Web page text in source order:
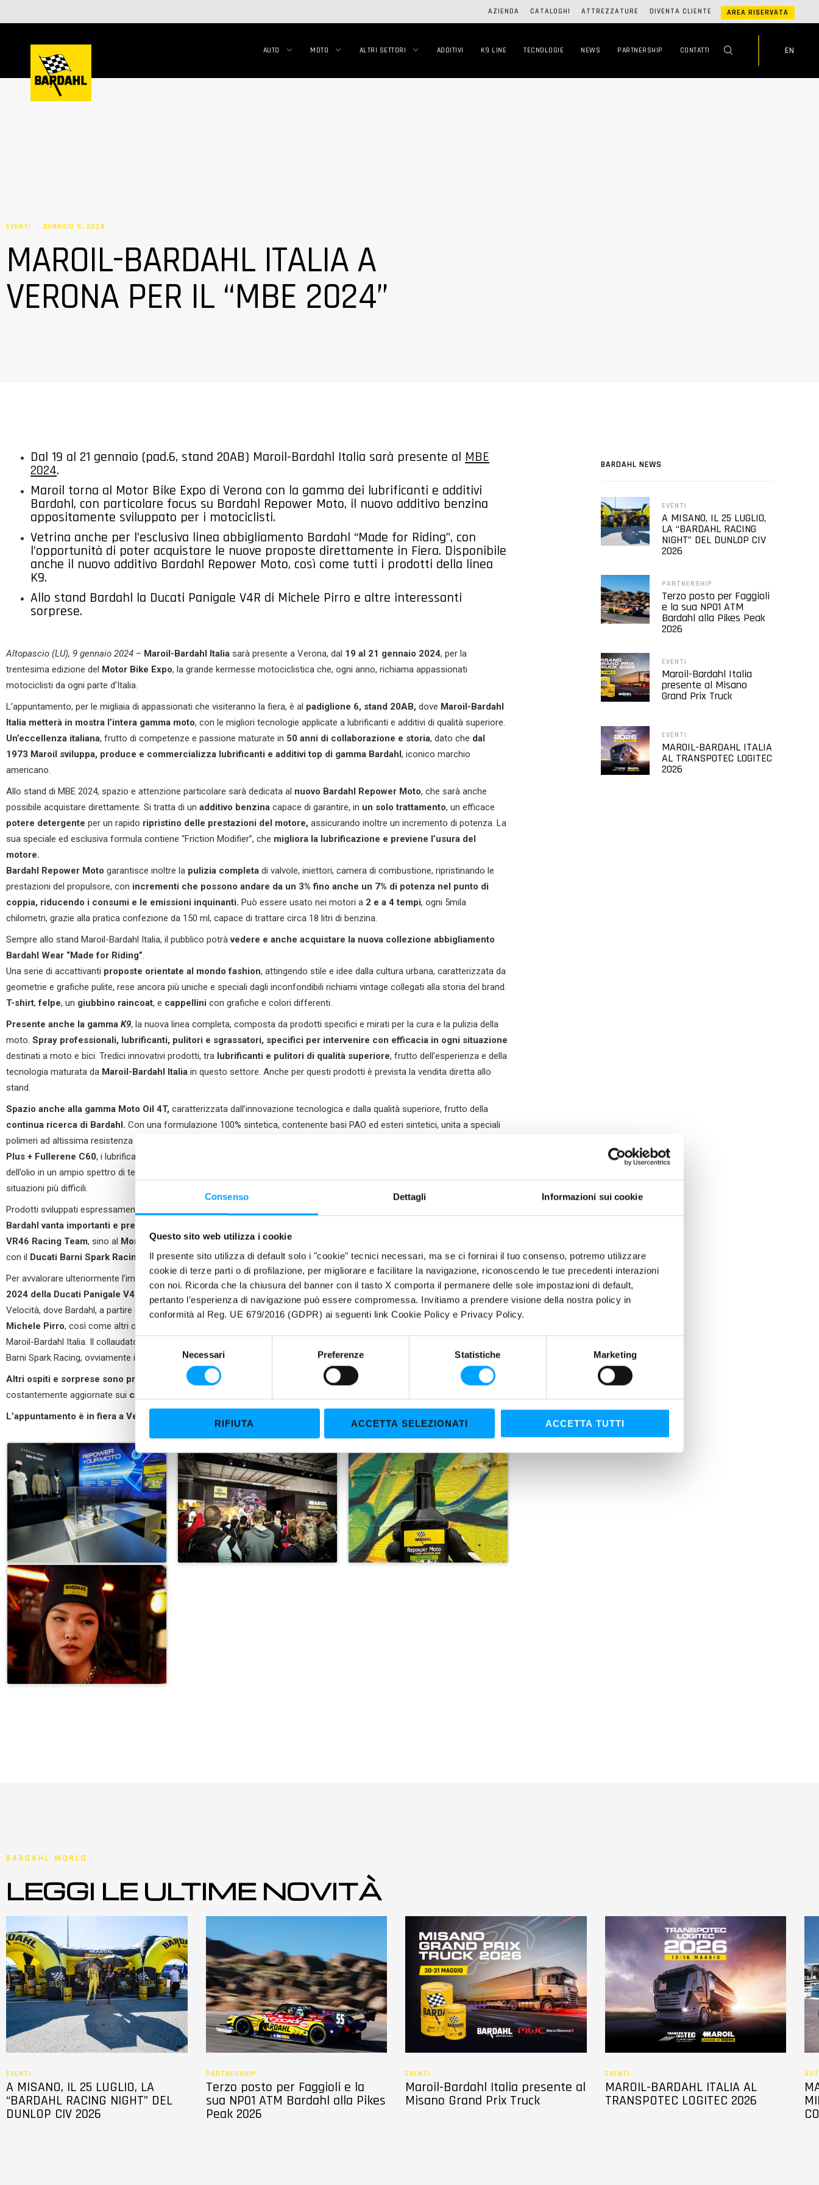
Consenso Dettagli Informazioni sui cookie
Questo sito web utilizza i cookie
Il presente sito utilizza di default solo i "cookie" tecnici necessari, ma se ci fornirai il tuo consenso, potremo utilizzare
cookie di terze parti o di profilazione, per migliorare e facilitare la navigazione, riconoscendo le tue precedenti interazioni
con noi. Ricorda che la chiusura del banner con il tasto X comporta il permanere delle sole impostazioni di default,
pertanto l’esperienza di navigazione può essere compromessa. Invitiamo a prendere visione della nostra policy in
conformità al Reg. UE 679/2016 (GDPR) ai seguenti link Cookie Policy e Privacy Policy.
S
z
i
n
e
d
e
l
c
o
s
n
Necessari Preferenze Statistiche Marketing
RIFIUTA ACCETTA SELEZIONATI ACCETTA TUTTI
AZIENDA CATALOGHI ATTREZZATURE DIVENTA CLIENTE AREA RISERVATA
AUTO MOTO ALTRI SETTORI ADDITIVI K9 LINE TECNOLOGIE NEWS PARTNERSHIP CONTATTI EN
EVENTI GENNAIO 9, 2024
MAROIL-BARDAHL ITALIA A
VERONA PER IL “MBE 2024”
Dal 19 al 21 gennaio (pad.6, stand 20AB) Maroil-Bardahl Italia sarà presente al MBE
2024.
Maroil torna al Motor Bike Expo di Verona con la gamma dei lubrificanti e additivi
Bardahl, con particolare focus su Bardahl Repower Moto, il nuovo additivo benzina
appositamente sviluppato per i motociclisti.
Vetrina anche per l’esclusiva linea abbigliamento Bardahl “Made for Riding”, con
l’opportunità di poter acquistare le nuove proposte direttamente in Fiera. Disponibile
anche il nuovo additivo Bardahl Repower Moto, così come tutti i prodotti della linea
K9.
Allo stand Bardahl la Ducati Panigale V4R di Michele Pirro e altre interessanti
sorprese.
Altopascio (LU), 9 gennaio 2024 – Maroil-Bardahl Italia sarà presente a Verona, dal 19 al 21 gennaio 2024, per la
trentesima edizione del Motor Bike Expo, la grande kermesse motociclistica che, ogni anno, richiama appassionati
motociclisti da ogni parte d’Italia.
L’appuntamento, per le migliaia di appassionati che visiteranno la fiera, è al padiglione 6, stand 20AB, dove Maroil-Bardahl
Italia metterà in mostra l’intera gamma moto, con le migliori tecnologie applicate a lubrificanti e additivi di qualità superiore.
Un’eccellenza italiana, frutto di competenze e passione maturate in 50 anni di collaborazione e storia, dato che dal
1973 Maroil sviluppa, produce e commercializza lubrificanti e additivi top di gamma Bardahl, iconico marchio
americano.
Allo stand di MBE 2024, spazio e attenzione particolare sarà dedicata al nuovo Bardahl Repower Moto, che sarà anche
possibile acquistare direttamente. Si tratta di un additivo benzina capace di garantire, in un solo trattamento, un efficace
potere detergente per un rapido ripristino delle prestazioni del motore, assicurando inoltre un incremento di potenza. La
sua speciale ed esclusiva formula contiene “Friction Modifier”, che migliora la lubrificazione e previene l’usura del
motore.
Bardahl Repower Moto garantisce inoltre la pulizia completa di valvole, iniettori, camera di combustione, ripristinando le
prestazioni del propulsore, con incrementi che possono andare da un 3% fino anche un 7% di potenza nel punto di
coppia, riducendo i consumi e le emissioni inquinanti. Può essere usato nei motori a 2 e a 4 tempi, ogni 5mila
chilometri, grazie alla pratica confezione da 150 ml, capace di trattare circa 18 litri di benzina.
Sempre allo stand Maroil-Bardahl Italia, il pubblico potràvedere e anche acquistare la nuova collezione abbigliamento
Bardahl Wear “Made for Riding”.
Una serie di accattivanti proposte orientate al mondo fashion, attingendo stile e idee dalla cultura urbana, caratterizzata da
geometrie e grafiche pulite, rese ancora più uniche e speciali dagli inconfondibili richiami vintage collegati alla storia del brand.
T-shirt,felpe, un giubbino raincoat, e cappellini con grafiche e colori differenti.
Presente anche la gamma K9, la nuova linea completa, composta da prodotti specifici e mirati per la cura e la pulizia della
moto. Spray professionali, lubrificanti, pulitori e sgrassatori, specifici per intervenire con efficacia in ogni situazione
destinati a moto e bici. Tredici innovativi prodotti, tra lubrificanti e pulitori di qualità superiore, frutto dell’esperienza e della
tecnologia maturata da Maroil-Bardahl Italia in questo settore. Anche per questi prodotti è prevista la vendita diretta allo
stand.
Spazio anche alla gamma Moto Oil 4T, caratterizzata dall’innovazione tecnologica e dalla qualità superiore, frutto della
continua ricerca di Bardahl. Con una formulazione 100% sintetica, contenente basi PAO ed esteri sintetici, unita a speciali
polimeri ad altissima resistenza (Radial Polymer Structure) ed addizionati con
Plus + Fullerene C60, i lubrificanti della gamma Bardahl Oil Moto 4T sono in grado di mantenere la necessaria viscosità
dell’olio in un ampio spettro di temperature, garantendo performance ed una lubrificazione sempre efficace anche nelle
situazioni più difficili.
Prodotti sviluppati espressamente per impieghi in condizioni estreme
Bardahl vanta importanti e prestigiose partnership sportive
VR46 Racing Team, sino al Mondiale Superbike e Supersporte ilCampionato Italiano Velocità
con il Ducati Barni Spark Racing
Per avvalorare ulteriormente l’impegno Bardahl nel Motor Sport, il pubblico potrà contare sulla
presenza allo stand di MBE
2024 della Ducati Panigale V4R di Michele Pirro
, portacolori del Barni Spark Racing Team nel Campionato Italiano
Velocità, dove Bardahl, a partire dal 2024, sarà “Official Sponsor” e “Official Lubricants” dell’evento.
Michele Pirro, così come altri ospiti illustri attesi per l’MBE 2024 di Verona, ha già confermato la sua presenza allo stand
Maroil-Bardahl Italia. Il collaudatore ufficiale Ducati, nove volte
Barni Spark Racing, ovviamente in partnership con Bardahl, incontrerà fan e appassionati sabato 20 gennaio alle ore 12.00.
Altri ospiti e sorprese sono previsti per questo importante appuntamento
. Programmi e informazioni saranno
costantemente aggiornate sui canali social di Bardahl Italia
L’appuntamento è in fiera a Verona, dal 19 al 21 gennaio, pad. 6 stand 20AB. Da non perdere!
BARDAHL NEWS
EVENTI
A MISANO, IL 25 LUGLIO,
LA “BARDAHL RACING
NIGHT” DEL DUNLOP CIV
2026
PARTNERSHIP
Terzo posto per Faggioli
e la sua NP01 ATM
Bardahl alla Pikes Peak
2026
EVENTI
Maroil-Bardahl Italia
presente al Misano
Grand Prix Truck
EVENTI
MAROIL-BARDAHL ITALIA
AL TRANSPOTEC LOGITEC
2026
BARDAHL WORLD
LEGGI LE ULTIME NOVITÀ
EVENTI
A MISANO, IL 25 LUGLIO, LA
“BARDAHL RACING NIGHT” DEL
DUNLOP CIV 2026
PARTNERSHIP
Terzo posto per Faggioli e la
sua NP01 ATM Bardahl alla Pikes
Peak 2026
EVENTI
Maroil-Bardahl Italia presente al
Misano Grand Prix Truck
EVENTI
MAROIL-BARDAHL ITALIA AL
TRANSPOTEC LOGITEC 2026